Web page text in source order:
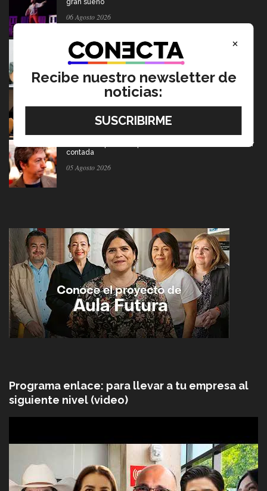
06 Agosto 2026
Tec y UT Austin buscan "devolver la voz" a
hispanohablantes con afasia
05 Agosto 2026
En la ONU: mexicana y EXATEC representó en Nueva
05 Agosto 2026
El escritor que dice que la derrota también merece ser
contada
05 Agosto 2026
Programa enlace: para llevar a tu empresa al
siguiente nivel (video)
×
Recibe nuestro newsletter de
noticias: